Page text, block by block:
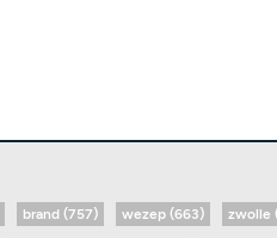
brand (757) wezep (663) zwolle